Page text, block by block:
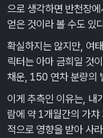
으로 생각하면 반천장
얻은 것이라 볼 수도 있
확실하지는 않지만, 여
릭터는 아마 금희일 것
채운, 150 연차 분량의
이게 추측인 이유는, 내
람에 약 1개월간의 가
적으로 영향을 받아 사